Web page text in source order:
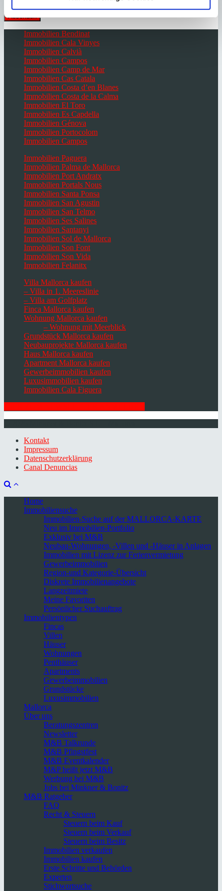
Immobilien Bendinat
Immobilien Cala Vinyes
Immobilien Calvià
Immobilien Campos
Immobilien Camp de Mar
Immobilien Cas Catala
Immobilien Costa d’en Blanes
Immobilien Costa de la Calma
Immobilien El Toro
Immobilien Es Capdella
Immobilien Génova
Immobilien Portocolom
Immobilien Campos
Immobilien Paguera
Immobilien Palma de Mallorca
Immobilien Port Andratx
Immobilien Portals Nous
Immobilien Santa Ponsa
Immobilien San Agustin
Immobilien San Telmo
Immobilien Ses Salines
Immobilien Santanyi
Immobilien Sol de Mallorca
Immobilien Son Font
Immobilien Son Vida
Immobilien Felanitx
Villa Mallorca kaufen
– Villa in 1. Meereslinie
– Villa am Golfplatz
Finca Mallorca kaufen
Wohnung Mallorca kaufen
– Wohnung mit Meerblick
Grundstück Mallorca kaufen
Neubauprojekte Mallorca kaufen
Haus Mallorca kaufen
Apartment Mallorca kaufen
Gewerbeimmobilien kaufen
Luxusimmobilien kaufen
Immobilien Cala Figuera
Kontakt
Impressum
Datenschutzerklärung
Canal Denuncias
Home
Immobiliensuche
Immobilien-Suche auf der MALLORCA-KARTE
Neu im Immobilien-Portfolio
Exklusiv bei M&B
Neubau-Wohnungen, -Villen und -Häuser in Anlagen
Immobilien mit Lizenz zur Ferienvermietung
Gewerbeimmobilien
Region-und Kategorie-Übersicht
Diskrete Immobilienangebote
Langzeitmiete
Meine Favoriten
Persönlicher Suchauftrag
Immobilientypen
Fincas
Villen
Häuser
Wohnungen
Penthäuser
Apartments
Gewerbeimmobilien
Grundstücke
Luxusimmobilien
Mallorca
Über uns
Beratungszentren
Newsletter
M&B Talkrunde
M&B Pfingstfest
M&B Eventkalender
M&P heißt jetzt M&B
Werbung bei M&B
Jobs bei Minkner & Bonitz
M&B Ratgeber
FAQ
Recht & Steuern
Steuern beim Kauf
Steuern beim Verkauf
Steuern beim Besitz
Immobilien verkaufen
Immobilien kaufen
Erste Schritte und Behörden
Experten
Stichwortsuche